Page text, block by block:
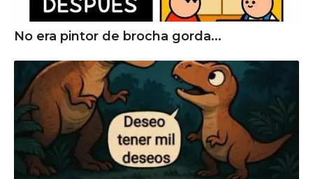
No era pintor de brocha gorda...